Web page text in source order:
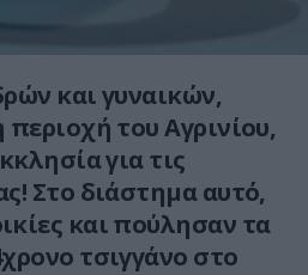
και γυναικών,
του Αγρινίου,
για τις
Στο διάστημα αυτό,
και πούλησαν τα
τσιγγάνο στο